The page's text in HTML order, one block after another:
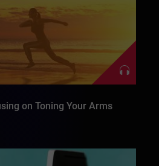
on Toning Your Arms